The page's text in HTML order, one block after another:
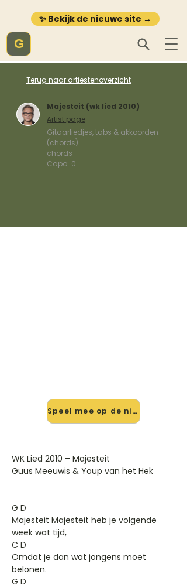
✨ Bekijk de nieuwe site →
G
Terug naar artiestenoverzicht
Majesteit (wk lied 2010)
Artist page
Gitaarliedjes, tabs & akkoorden
(chords)
chords
Capo: 0
Speel mee op de nieuwe site →
WK Lied 2010 – Majesteit
Guus Meeuwis & Youp van het Hek
G D
Majesteit Majesteit heb je volgende
week wat tijd,
C D
Omdat je dan wat jongens moet
belonen.
G D